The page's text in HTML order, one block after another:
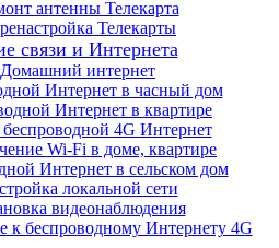
антенны Телекарта
Телекарты
связи и Интернета
Домашний интернет
Интернет в часный дом
Интернет в квартире
4G Интернет
Wi-Fi в доме, квартире
Интернет в сельском дом
локальной сети
видеонаблюдения
к беспроводному Интернету 4G